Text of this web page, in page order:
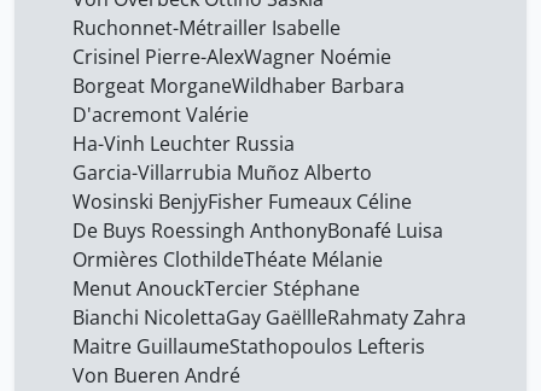
Ruchonnet-Métrailler Isabelle
Crisinel Pierre-AlexWagner Noémie
Borgeat MorganeWildhaber Barbara
D'acremont Valérie
Ha-Vinh Leuchter Russia
Garcia-Villarrubia Muñoz Alberto
Wosinski BenjyFisher Fumeaux Céline
De Buys Roessingh AnthonyBonafé Luisa
Ormières ClothildeThéate Mélanie
Menut AnouckTercier Stéphane
Bianchi NicolettaGay GaëllleRahmaty Zahra
Maitre GuillaumeStathopoulos Lefteris
Von Bueren André